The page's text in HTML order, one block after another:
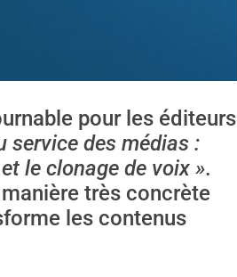
pour les éditeurs
service des médias :
le clonage de voix ».
très concrète
les contenus